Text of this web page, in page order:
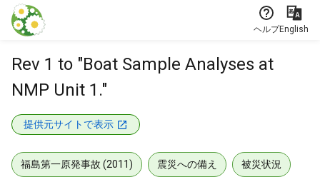
本文に飛ぶ
ヘルプEnglish
Rev 1 to "Boat Sample Analyses at
NMP Unit 1."
提供元サイトで表示
福島第一原発事故 (2011) 震災への備え 被災状況